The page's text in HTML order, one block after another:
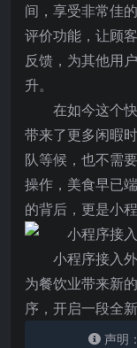
间，享受非常佳
评价功能，让顾
反馈，为其他用
升。
在如今这个
带来了更多闲暇
队等候，也不需
操作，美食早已
的背后，更是小
小程序接入
为餐饮业带来新
序，开启一段全
声明